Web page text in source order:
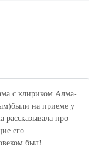
с клириком Алма-
на приеме у
про
его
был!